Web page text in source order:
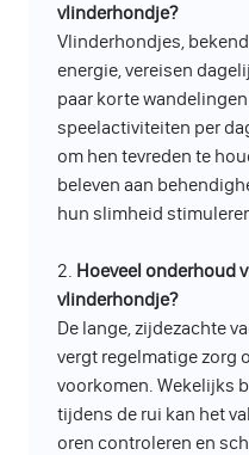
vlinderhondje?
Vlinderhondjes,
energie, vereisen
paar korte
speelactiviteiten per
om hen tevreden te
beleven aan
hun slimheid
2. Hoeveel onderhoud
vlinderhondje?
De lange, zijdezachte
vergt regelmatige zorg
voorkomen. Wekelijks
tijdens de rui kan het
oren controleren en